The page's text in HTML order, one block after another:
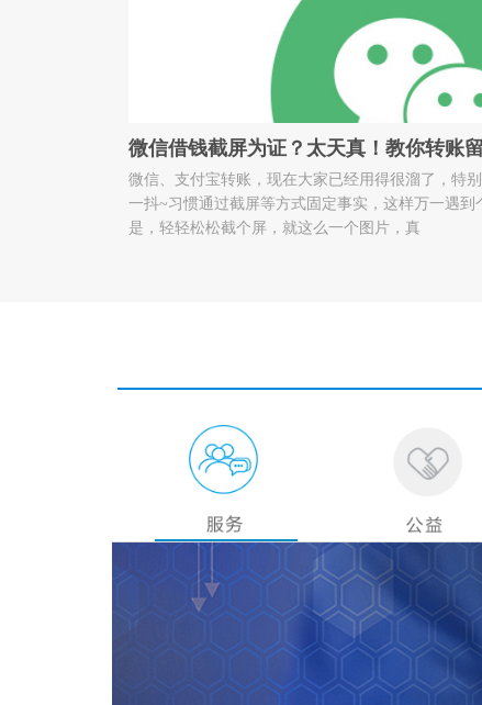
微信借钱截屏为证？太天真！教你转账
微信、支付宝转账，现在大家已经用得很溜了，特
一抖~习惯通过截屏等方式固定事实，这样万一遇到
是，轻轻松松截个屏，就这么一个图片，真